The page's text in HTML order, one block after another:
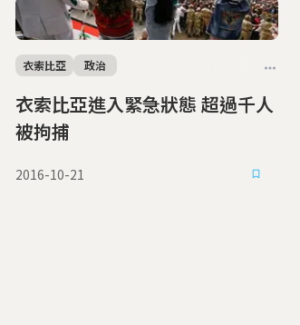
衣索比亞進入緊急狀態 超過千人
被拘捕
衣索比亞 政治
2016-10-21